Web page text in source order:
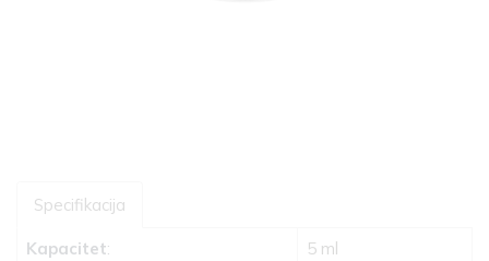
Specifikacija
Kapacitet: 5 ml